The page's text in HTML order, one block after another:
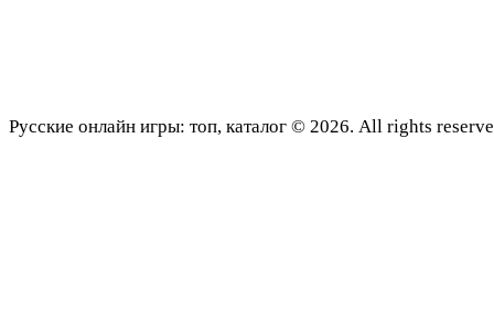
Русские онлайн игры: топ, каталог © 2026. All rights